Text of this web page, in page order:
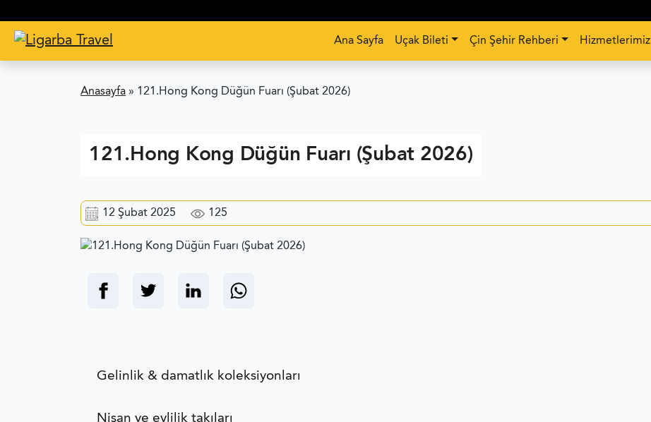
Ana Sayfa Uçak Bileti Çin Şehir Rehberi Hizmetlerimiz
Anasayfa » 121.Hong Kong Düğün Fuarı (Şubat 2026)
121.Hong Kong Düğün Fuarı (Şubat 2026)
12 Şubat 2025 125
Gelinlik & damatlık koleksiyonları
Nişan ve evlilik takıları